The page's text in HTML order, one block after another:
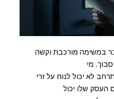
במשימה מורכבת וקשה
מי
לא יכול לנוח על זרי
העסק שלו יכול